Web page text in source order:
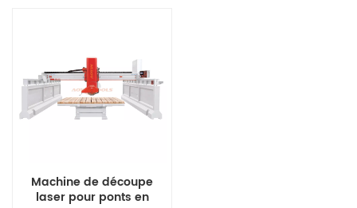
Machine de découpe
laser pour ponts en